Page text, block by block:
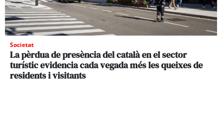
Societat
La pèrdua de presència del català en el sector
turístic evidencia cada vegada més les queixes de
residents i visitants